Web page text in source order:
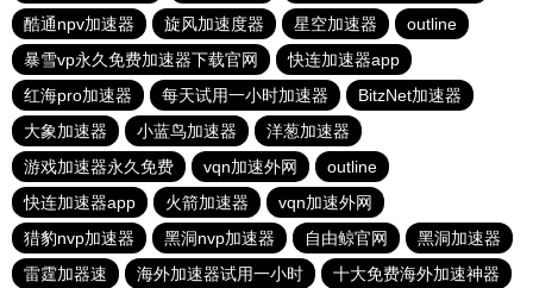
酷通npv加速器
旋风加速度器 星空加速器
outline
暴雪vp永久免费加速器下载官网
快连加速器app
红海pro加速器
每天试用一小时加速器
BitzNet加速器
大象加速器
小蓝鸟加速器
洋葱加速器
游戏加速器永久免费
vqn加速外网
outline
快连加速器app
火箭加速器
vqn加速外网
猎豹nvp加速器
黑洞nvp加速器 自由鲸官网
黑洞加速器
雷霆加器速
海外加速器试用一小时 十大免费海外加速神器